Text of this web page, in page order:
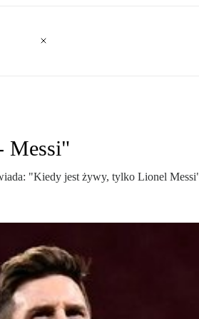
Messi"
"Kiedy jest żywy, tylko Lionel